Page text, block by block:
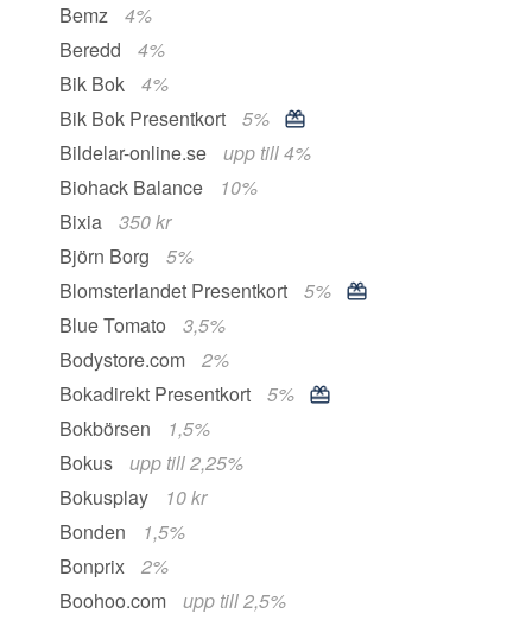
Bemz
4%
Beredd
4%
Bik Bok
4%
Bik Bok Presentkort
5%
Bildelar-online.se
upp till 4%
Biohack Balance
10%
Bixia
350 kr
Björn Borg
5%
Blomsterlandet Presentkort
5%
Blue Tomato
3,5%
Bodystore.com
2%
Bokadirekt Presentkort
5%
Bokbörsen
1,5%
Bokus
upp till 2,25%
Bokusplay
10 kr
Bonden
1,5%
Bonprix
2%
Boohoo.com
upp till 2,5%